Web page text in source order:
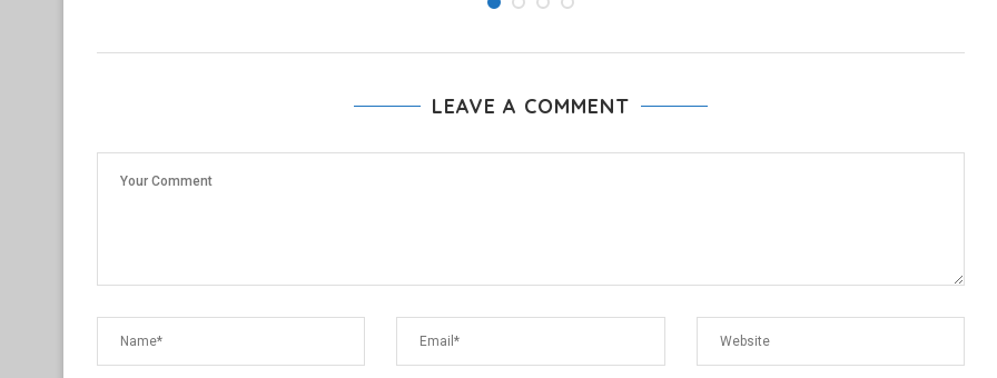
LEAVE A COMMENT